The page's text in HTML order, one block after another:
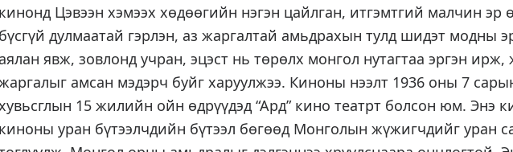
кинонд Цэвээн хэмээх хөдөөгийн нэгэн цайлган, итгэмтгий малчин эр
бүсгүй дулмаатай гэрлэн, аз жаргалтай амьдрахын тулд шидэт модны
аялан явж, зовлонд учран, эцэст нь төрөлх монгол нутагтаа эргэн ирж,
амсан мэдэрч буйг харуулжээ. Киноны нээлт 1936 оны 7
15 жилийн ойн өдрүүдэд “Ард” кино театрт болсон юм. Энэ
киноны уран бүтээлчдийн бүтээл бөгөөд Монголын жүжигчдийг уран